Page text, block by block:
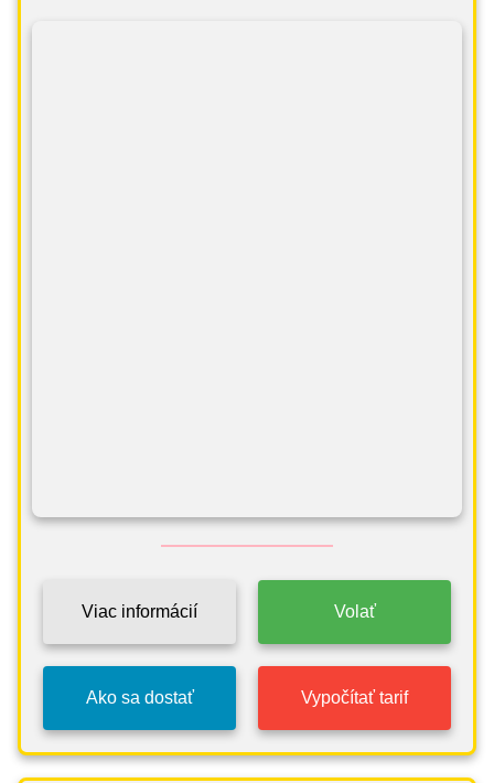
Viac informácií Volať
Ako sa dostať Vypočítať tarif